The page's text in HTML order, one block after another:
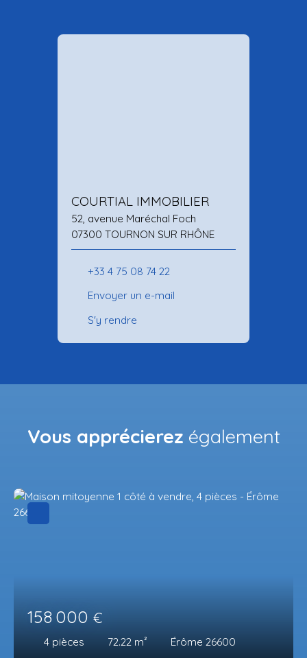
COURTIAL IMMOBILIER
52, avenue Maréchal Foch
07300 TOURNON SUR RHÔNE
+33 4 75 08 74 22
Envoyer un e-mail
S'y rendre
Vous apprécierez également
158 000 €
4 pièces 72.22 m² Érôme 26600